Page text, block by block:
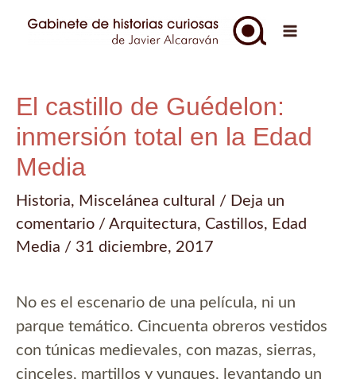
El castillo de Guédelon:
inmersión total en la Edad
Media
Historia, Miscelánea cultural / Deja un
comentario / Arquitectura, Castillos, Edad
Media / 31 diciembre, 2017
No es el escenario de una película, ni un
parque temático. Cincuenta obreros vestidos
con túnicas medievales, con mazas, sierras,
cinceles, martillos y yunques, levantando un